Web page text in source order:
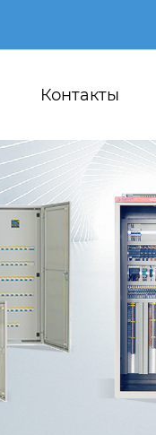
Контакты